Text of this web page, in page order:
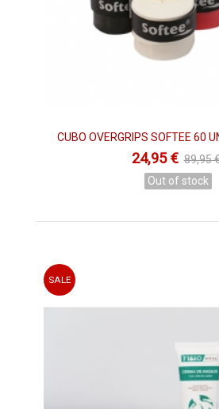
CUBO OVERGRIPS SOFTEE 60
24,95 € 89,95
Out of stock
SALE